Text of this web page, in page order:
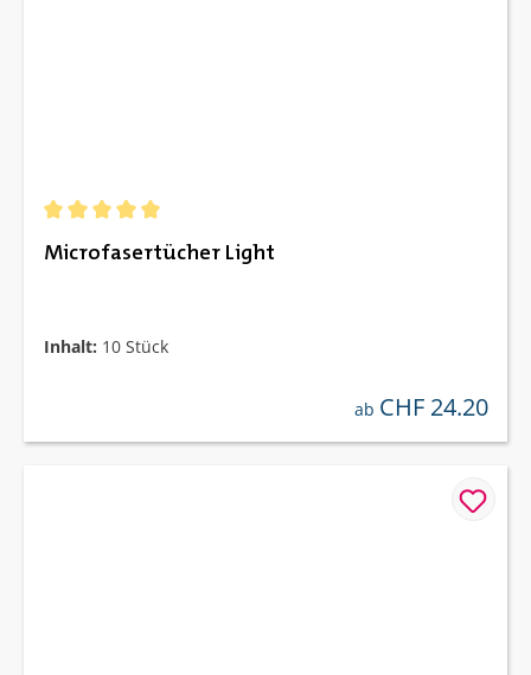
Microfasertücher Light
Inhalt: 10 Stück
regulärer preis:
ab CHF 24.20